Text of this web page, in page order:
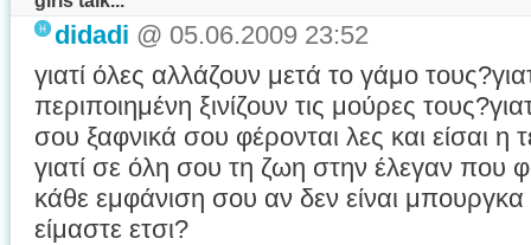
didadi @ 05.06.2009 23:52
γιατί όλες αλλάζουν μετά το γάμο
περιποιημένη ξινίζουν τις μούρες
σου ξαφνικά σου φέρονται λες και είσαι η
γιατί σε όλη σου τη ζωη στην έλεγαν
κάθε εμφάνιση σου αν δεν είναι μπουργκα
είμαστε ετσι?